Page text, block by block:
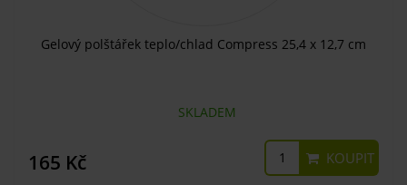
Gelový polštářek teplo/chlad Compress 25,4 x 12,7 cm
SKLADEM
165 Kč KOUPIT